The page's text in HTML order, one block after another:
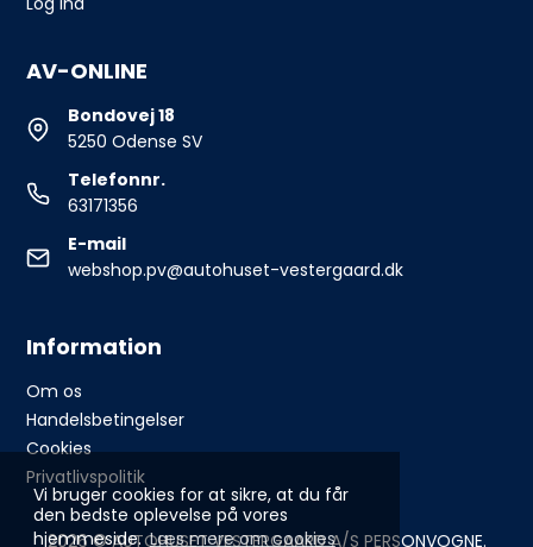
Vi bruger cookies for at sikre, at du får
den bedste oplevelse på vores
hjemmeside.Læs mere om cookies
AV-ONLINE
Bondovej 18
5250 Odense SV
Telefonnr.
63171356
E-mail
webshop.pv@autohuset-vestergaard.dk
Information
Om os
Handelsbetingelser
Cookies
Privatlivspolitik
2026 © AUTOHUSET VESTERGAARD A/S PERSONVOGNE.